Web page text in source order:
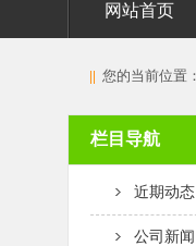
网站首页
|| 您的当前位置：
栏目导航
近期动态
公司新闻